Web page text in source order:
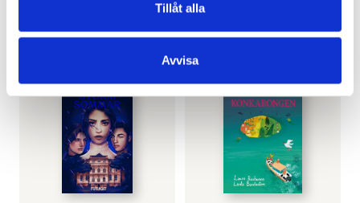
Tillåt alla
Avvisa
LÄGG I VARUKORG